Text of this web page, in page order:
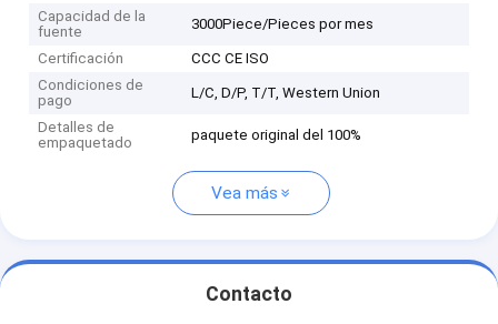
Capacidad de la
fuente
3000Piece/Pieces por mes
Certificación
CCC CE ISO
Condiciones de
pago
L/C, D/P, T/T, Western Union
Detalles de
empaquetado
paquete original del 100%
Vea más
Contacto